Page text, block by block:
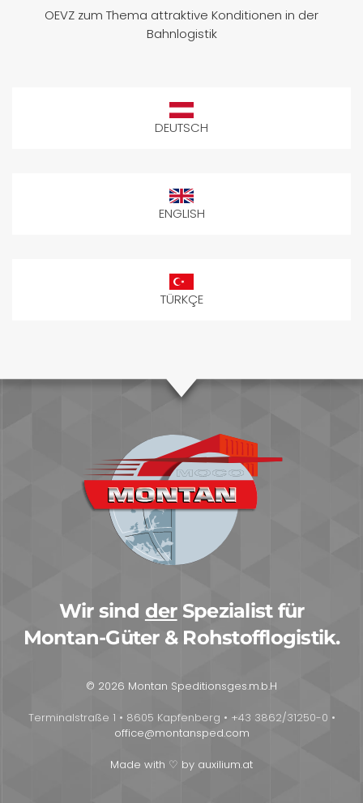
OEVZ zum Thema attraktive Konditionen in der
Bahnlogistik
DEUTSCH
ENGLISH
TÜRKÇE
Wir sind derSpezialist für
Montan-Güter & Rohstofflogistik.
© 2026 Montan Speditionsges.m.b.H
Terminalstraße 1 • 8605 Kapfenberg • +43 3862/31250-0 •
office@montansped.com
Made with ♡ by auxilium.at